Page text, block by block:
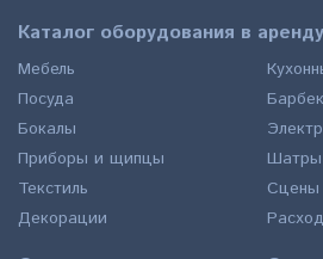
Каталог оборудования в аренду
Мебель
Посуда
Бокалы
Приборы и щипцы
Текстиль
Декорации
Шатры
Сцены